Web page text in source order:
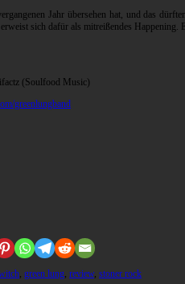
Jahr übersehen hat, und das
sich dafür als mitreißendes
(Soulfood Music)
greenlungband
, green lung, review, stoner rock